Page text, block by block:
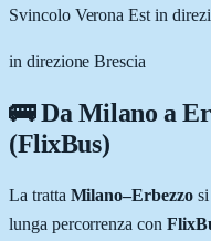
Svincolo Verona Est in
in direzione Brescia
🚌 DaMilano a
(FlixBus)
La tratta Milano–Erbezzosi
lunga percorrenza con